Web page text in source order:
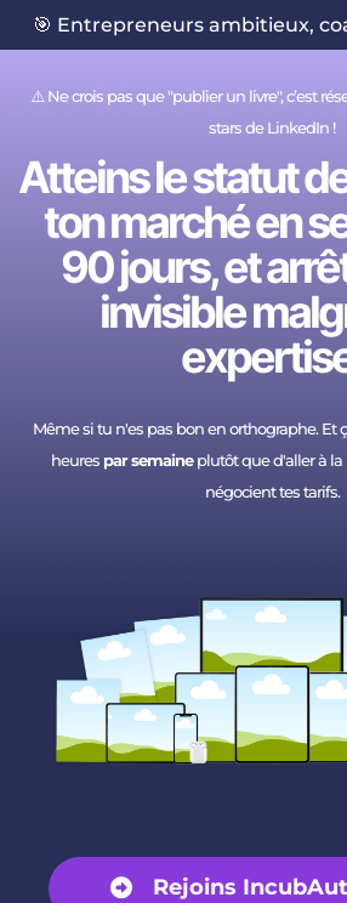
🎯 Entrepreneurs ambitieux,
⚠️ Ne crois pas que "publier un livre", c’est
stars de LinkedIn !
Atteinsle statut
ton marché en
90 jours, et
invisible
Même si tu n'es pas bon en orthographe. Et
heures par semaineplutôt que d'aller à la
négocient tes tarifs.
Rejoins